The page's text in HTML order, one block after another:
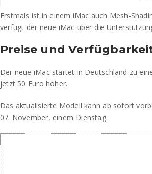
Erstmals ist in einem iMac auch Mesh-
verfügt der neue iMac über die
Preise und
Der neue iMac startet in Deutschland zu
jetzt 50 Euro höher.
Das aktualisierte Modell kann ab sofort
07. November, einem Dienstag.